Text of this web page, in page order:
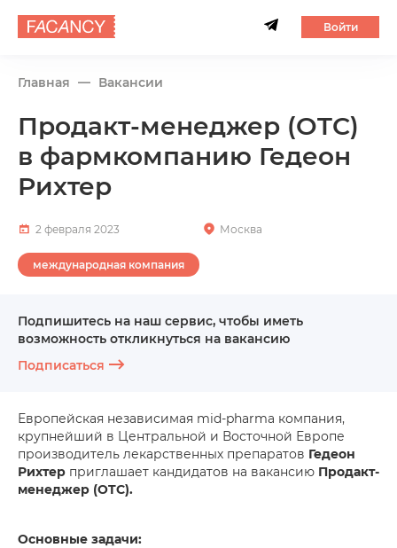
Войти
Главная Вакансии
Продакт-менеджер (OTC)
в фармкомпанию Гедеон
Рихтер
2 февраля 2023 Москва
международная компания
Подпишитесь на наш сервис, чтобы иметь
возможность откликнуться на вакансию
Подписаться
Европейская независимая mid-pharma компания,
крупнейший в Центральной и Восточной Европе
производитель лекарственных препаратов Гедеон
Рихтер приглашает кандидатов на вакансию Продакт-
менеджер (OTC).
Основные задачи: